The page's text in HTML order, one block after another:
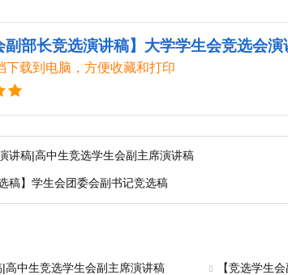
副部长竞选演讲稿】大学学生会竞选会演
下载到电脑，方便收藏和打印
讲稿|高中生竞选学生会副主席演讲稿
稿】学生会团委会副书记竞选稿
中生竞选学生会副主席演讲稿
【竞选学生